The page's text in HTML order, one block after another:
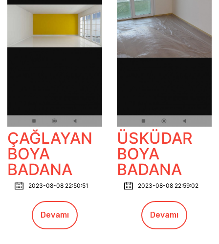
ÇAĞLAYAN
BOYA
BADANA
2023-08-08 22:50:51
Devamı
ÜSKÜDAR
BOYA
BADANA
2023-08-08 22:59:02
Devamı